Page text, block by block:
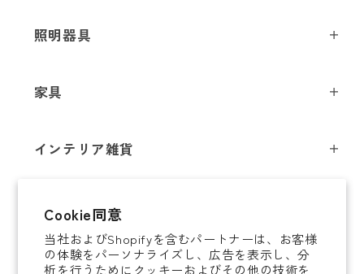
Cookie同意
当社およびShopifyを含むパートナーは、お客様
の体験をパーソナライズし、広告を表示し、分
析を行うためにクッキーおよびその他の技術を
照明器具
シーリングライト
テーブルライト
ブラケットライト
タスクライト
家具
チェア
ソファ / ベンチ
デスク
インテリア雑貨
オブジェ
掛時計
即納商品
即納商品
ご案内